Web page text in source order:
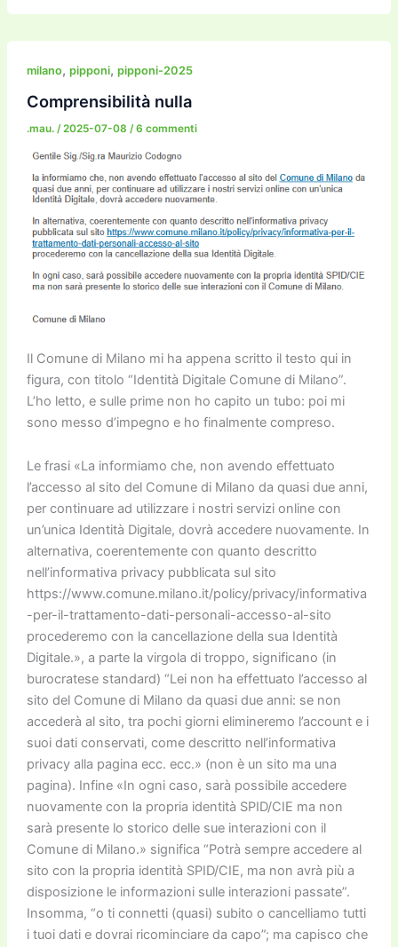
c
e
b
o
o
k
itt
er
ai
l
ai
l
st
o
e
gr
p
y
k
e
n
di
milano, pipponi, pipponi-2025
Comprensibilità nulla
.mau. /2025-07-08 /6 commenti
Il Comune di Milano mi ha appena scritto il testo qui in
figura, con titolo “Identità Digitale Comune di Milano”.
L’ho letto, e sulle prime non ho capito un tubo: poi mi
sono messo d’impegno e ho finalmente compreso.
Le frasi «La informiamo che, non avendo effettuato
l’accesso al sito del Comune di Milano da quasi due anni,
per continuare ad utilizzare i nostri servizi online con
un’unica Identità Digitale, dovrà accedere nuovamente. In
alternativa, coerentemente con quanto descritto
nell’informativa privacy pubblicata sul sito
https://www.comune.milano.it/policy/privacy/informativa
-per-il-trattamento-dati-personali-accesso-al-sito
procederemo con la cancellazione della sua Identità
Digitale.», a parte la virgola di troppo, significano (in
burocratese standard) “Lei non ha effettuato l’accesso al
sito del Comune di Milano da quasi due anni: se non
accederà al sito, tra pochi giorni elimineremo l’account e i
suoi dati conservati, come descritto nell’informativa
privacy alla pagina ecc. ecc.» (non è un sito ma una
pagina). Infine «In ogni caso, sarà possibile accedere
nuovamente con la propria identità SPID/CIE ma non
sarà presente lo storico delle sue interazioni con il
Comune di Milano.» significa “Potrà sempre accedere al
sito con la propria identità SPID/CIE, ma non avrà più a
disposizione le informazioni sulle interazioni passate”.
Insomma, “o ti connetti (quasi) subito o cancelliamo tutti
i tuoi dati e dovrai ricominciare da capo”; ma capisco che